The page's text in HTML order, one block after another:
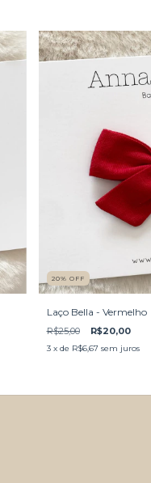
20% OFF
Laço Bella - Vermelho
R$25,00 R$20,00
3 x de R$6,67 sem juros